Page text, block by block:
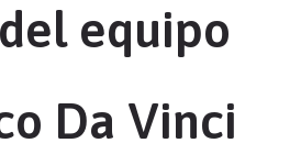
equipo
Da Vinci